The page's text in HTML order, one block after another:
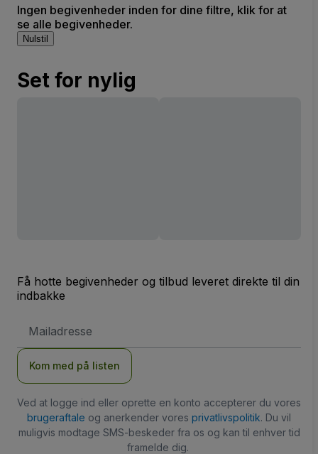
Ingen begivenheder inden for dine filtre, klik for at
se alle begivenheder.
Nulstil
Set for nylig
Få hotte begivenheder og tilbud leveret direkte til din
indbakke
adresse
Kom med på listen
Ved at logge ind eller oprette en konto accepterer du vores
brugeraftale og anerkender vores privatlivspolitik. Du vil
muligvis modtage SMS-beskeder fra os og kan til enhver tid
framelde dig.